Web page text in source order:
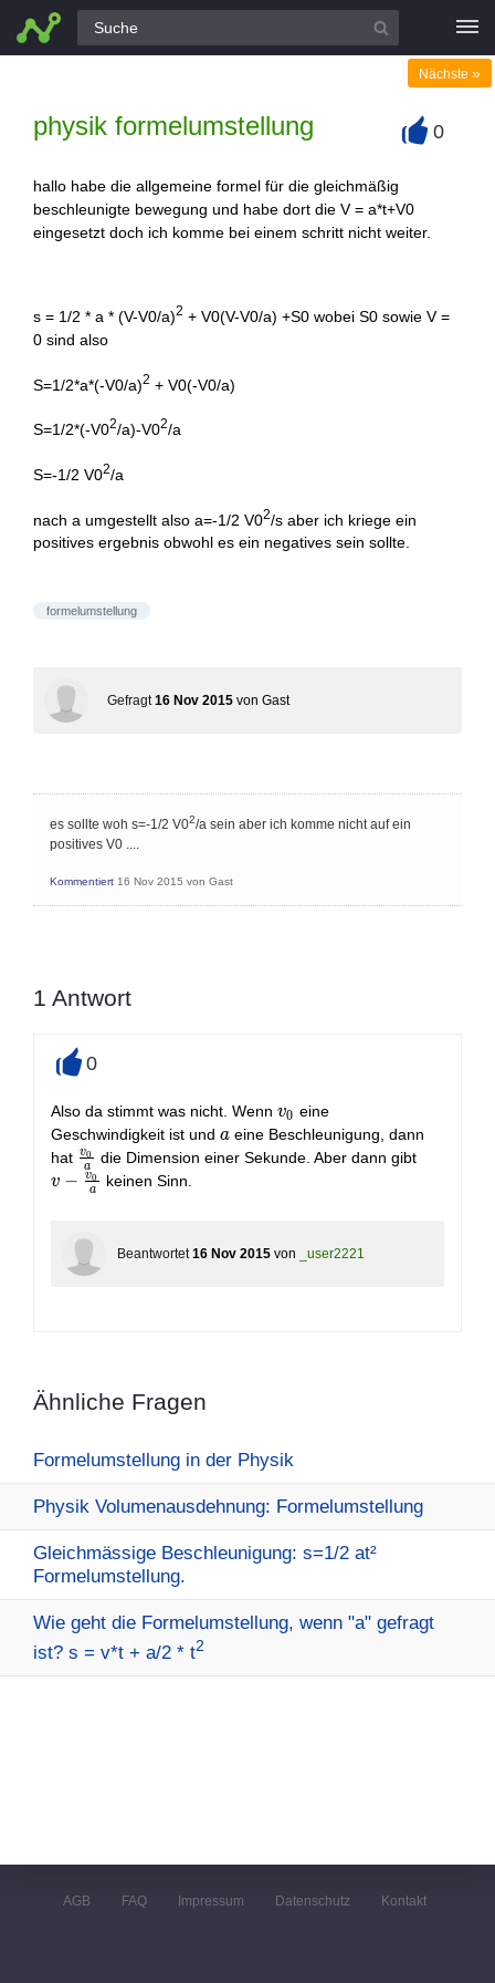
Alle Fragen
physik formelumstellung
Nächste »
0
hallo habe die allgemeine formel für die gleichmäßig
beschleunigte bewegung und habe dort die V = a*t+V0
eingesetzt doch ich komme bei einem schritt nicht weiter.
s = 1/2 * a * (V-V0/a)2 + V0(V-V0/a) +S0 wobei S0 sowie V =
0 sind also
S=1/2*a*(-V0/a)2 + V0(-V0/a)
S=1/2*(-V02/a)-V02/a
S=-1/2 V02/a
nach a umgestellt also a=-1/2 V02/s aber ich kriege ein
positives ergebnis obwohl es ein negatives sein sollte.
formelumstellung
Gefragt 16 Nov 2015 von Gast
es sollte woh s=-1/2 V02/a sein aber ich komme nicht auf ein
positives V0 ....
Kommentiert 16 Nov 2015 von Gast
1 Antwort
0
Also da stimmt was nicht. Wenn v_0
v0 eine
Geschwindigkeit ist und a
a eine Beschleunigung, dann
hat \frac{v_0}
{a}
a
v0 die Dimension einer Sekunde. Aber dann gibt
v − a
v0 keinen Sinn.
Beantwortet 16 Nov 2015 von _user2221
Ähnliche Fragen
Formelumstellung in der Physik
Physik Volumenausdehnung: Formelumstellung
Gleichmässige Beschleunigung: s=1/2 at²
Formelumstellung.
Wie geht die Formelumstellung, wenn "a" gefragt
ist? s = v*t + a/2 * t2
AGB FAQ Impressum Datenschutz Kontakt